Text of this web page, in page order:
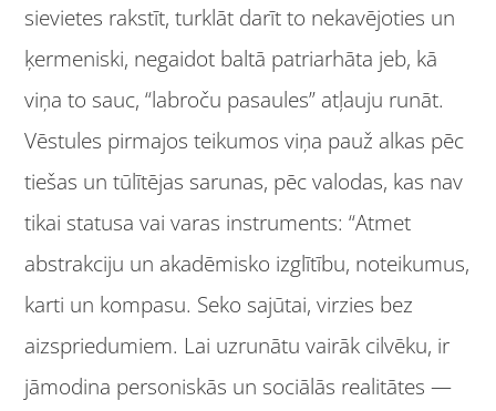
sievietes rakstīt, turklāt darīt to nekavējoties un
ķermeniski, negaidot baltā patriarhāta jeb, kā
viņa to sauc, “labroču pasaules” atļauju runāt.
Vēstules pirmajos teikumos viņa pauž alkas pēc
tiešas un tūlītējas sarunas, pēc valodas, kas nav
tikai statusa vai varas instruments: “Atmet
abstrakciju un akadēmisko izglītību, noteikumus,
karti un kompasu. Seko sajūtai, virzies bez
aizspriedumiem. Lai uzrunātu vairāk cilvēku, ir
jāmodina personiskās un sociālās realitātes —